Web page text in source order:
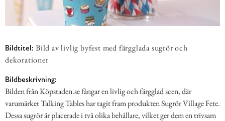
Bildtitel: Bild av livlig byfest med färgglada sugrör och
dekorationer
Bildbeskrivning:
Bilden från Köpstaden.se fångar en livlig och färgglad scen, där
varumärket Talking Tables har tagit fram produkten Sugrör Village Fete.
Dessa sugrör är placerade i två olika behållare, vilket ger dem en trivsam